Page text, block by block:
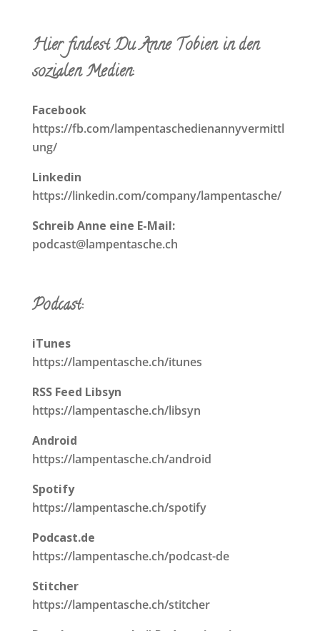
Hier findest Du Anne Tobien in den
sozialen Medien:
Facebook
https://fb.com/lampentaschedienannyvermittl
ung/
Linkedin
https://linkedin.com/company/lampentasche/
Schreib Anne eine E-Mail:
podcast@lampentasche.ch
Podcast:
iTunes
https://lampentasche.ch/itunes
RSS Feed Libsyn
https://lampentasche.ch/libsyn
Android
https://lampentasche.ch/android
Spotify
https://lampentasche.ch/spotify
Podcast.de
https://lampentasche.ch/podcast-de
Stitcher
https://lampentasche.ch/stitcher